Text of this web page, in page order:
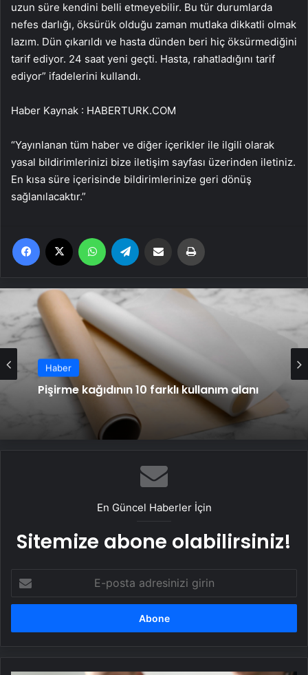
uzun süre kendini belli etmeyebilir. Bu tür durumlarda
nefes darlığı, öksürük olduğu zaman mutlaka dikkatli olmak
lazım. Dün çıkarıldı ve hasta dünden beri hiç öksürmediğini
tarif ediyor. 24 saat yeni geçti. Hasta, rahatladığını tarif
ediyor” ifadelerini kullandı.
Haber Kaynak : HABERTURK.COM
“Yayınlanan tüm haber ve diğer içerikler ile ilgili olarak
yasal bildirimlerinizi bize iletişim sayfası üzerinden iletiniz.
En kısa süre içerisinde bildirimlerinize geri dönüş
sağlanılacaktır.”
Facebook WhatsApp Email'den paylaş
Haber
Pişirme kağıdının 10 farklı kullanım alanı
En Güncel Haberler İçin
Sitemize abone olabilirsiniz!
posta
adresinizi